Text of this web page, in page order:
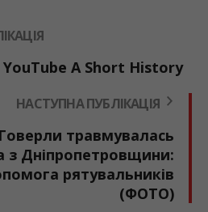
A Short History
НАСТУПНА ПУБЛІКАЦІЯ
травмувалась
з Дніпропетровщини:
рятувальників
(ФОТО)